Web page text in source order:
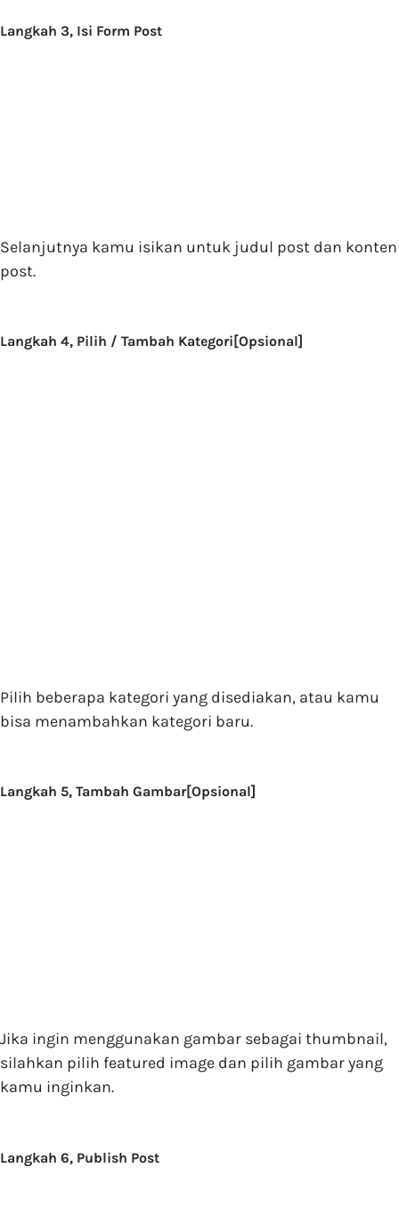
Langkah 3, Isi Form Post
Selanjutnya kamu isikan untuk judul post dan konten
post.
Langkah 4, Pilih / Tambah Kategori[Opsional]
Pilih beberapa kategori yang disediakan, atau kamu
bisa menambahkan kategori baru.
Langkah 5, Tambah Gambar[Opsional]
Jika ingin menggunakan gambar sebagai thumbnail,
silahkan pilih featured image dan pilih gambar yang
kamu inginkan.
Langkah 6, Publish Post